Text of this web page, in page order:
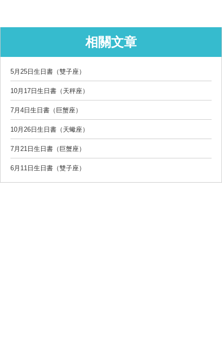
相關文章
5月25日生日書（雙子座）
10月17日生日書（天秤座）
7月4日生日書（巨蟹座）
10月26日生日書（天蠍座）
7月21日生日書（巨蟹座）
6月11日生日書（雙子座）